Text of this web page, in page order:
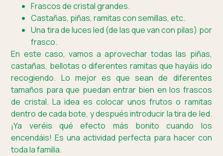
Frascos de cristal grandes.
Castañas, piñas, ramitas con semillas, etc.
Una tira de luces led (de las que van con pilas) por
frasco.
En este caso, vamos a aprovechar todas las piñas,
castañas, bellotas o diferentes ramitas que hayáis ido
recogiendo. Lo mejor es que sean de diferentes
tamaños para que puedan entrar bien en los frascos
de cristal. La idea es colocar unos frutos o ramitas
dentro de cada bote, y después introducir la tira de led.
¡Ya veréis qué efecto más bonito cuando los
encendáis! Es una actividad perfecta para hacer con
toda la familia.